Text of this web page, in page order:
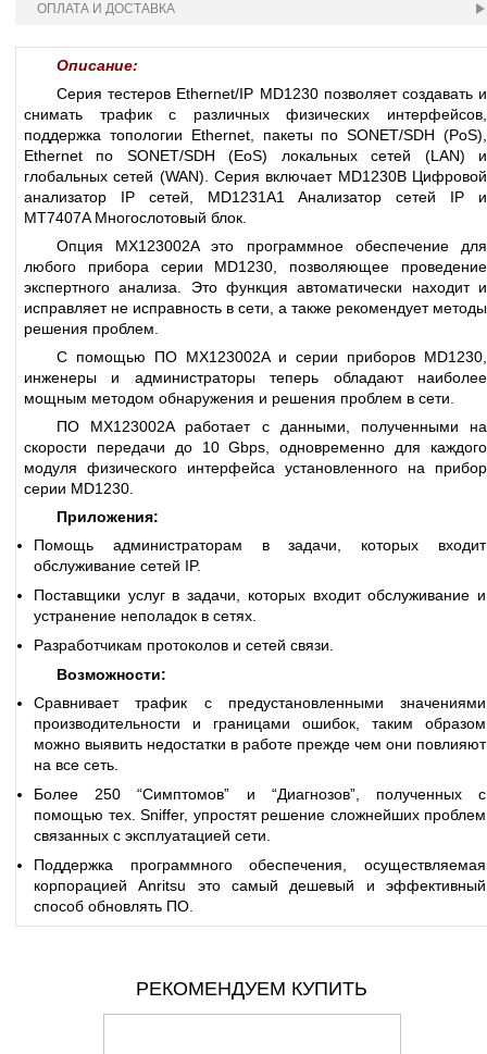
ОПЛАТА И ДОСТАВКА
Описание:
Серия тестеров Ethernet/IP MD1230 позволяет создавать и
снимать трафик с различных физических интерфейсов,
поддержка топологии Ethernet, пакеты по SONET/SDH (PoS),
Ethernet по SONET/SDH (EoS) локальных сетей (LAN) и
глобальных сетей (WAN). Серия включает MD1230B Цифровой
анализатор IP сетей, MD1231A1 Анализатор сетей IP и
MT7407A Многослотовый блок.
Опция MX123002A это программное обеспечение для
любого прибора серии MD1230, позволяющее проведение
экспертного анализа. Это функция автоматически находит и
исправляет не исправность в сети, а также рекомендует методы
решения проблем.
С помощью ПО MX123002A и серии приборов MD1230,
инженеры и администраторы теперь обладают наиболее
мощным методом обнаружения и решения проблем в сети.
ПО MX123002A работает с данными, полученными на
скорости передачи до 10 Gbps, одновременно для каждого
модуля физического интерфейса установленного на прибор
серии MD1230.
Приложения:
Помощь администраторам в задачи, которых входит
обслуживание сетей IP.
Поставщики услуг в задачи, которых входит обслуживание и
устранение неполадок в сетях.
Разработчикам протоколов и сетей связи.
Возможности:
Сравнивает трафик с предустановленными значениями
производительности и границами ошибок, таким образом
можно выявить недостатки в работе прежде чем они повлияют
на все сеть.
Более 250 “Симптомов” и “Диагнозов”, полученных с
помощью тех. Sniffer, упростят решение сложнейших проблем
связанных с эксплуатацией сети.
Поддержка программного обеспечения, осуществляемая
корпорацией Anritsu это самый дешевый и эффективный
способ обновлять ПО.
РЕКОМЕНДУЕМ КУПИТЬ